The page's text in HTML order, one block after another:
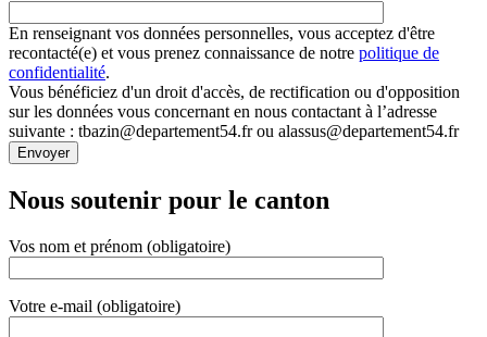
En renseignant vos données personnelles, vous acceptez d'être
recontacté(e) et vous prenez connaissance de notre politique de
confidentialité.
Vous bénéficiez d'un droit d'accès, de rectification ou d'opposition
sur les données vous concernant en nous contactant à l’adresse
suivante : tbazin@departement54.fr ou alassus@departement54.fr
Nous soutenir pour le canton
Vos nom et prénom (obligatoire)
Votre e-mail (obligatoire)